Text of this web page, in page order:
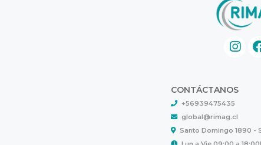
CONTÁCTANOS
+56939475435
global@rimag.cl
Santo Domingo 1890 -